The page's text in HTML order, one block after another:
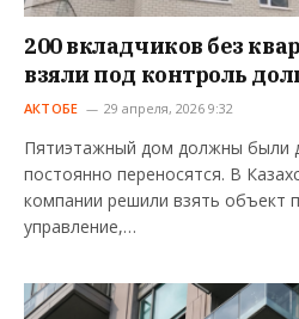
200 вкладчиков без
взяли под контроль
АКТОБЕ 29 апреля, 2026 9:32
Пятиэтажный дом должны были
постоянно переносятся. В
компании решили взять объект
управление,…